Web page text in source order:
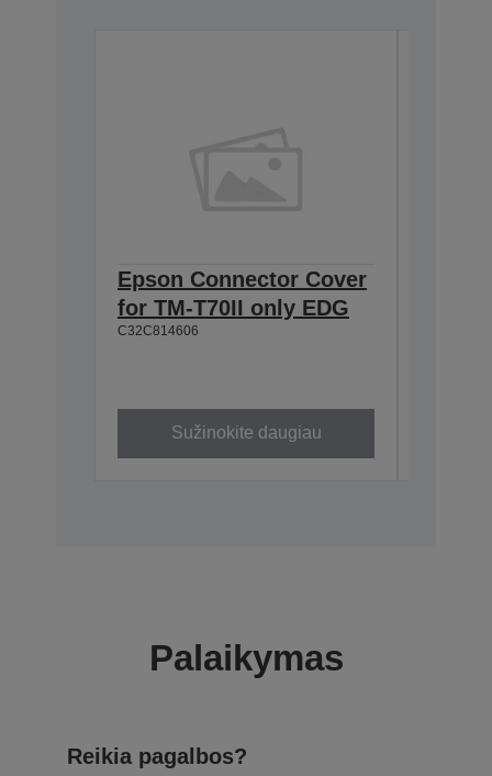
Epson Connector Cover
for TM-T70II only EDG
C32C814606
Sužinokite daugiau
Palaikymas
Reikia pagalbos?